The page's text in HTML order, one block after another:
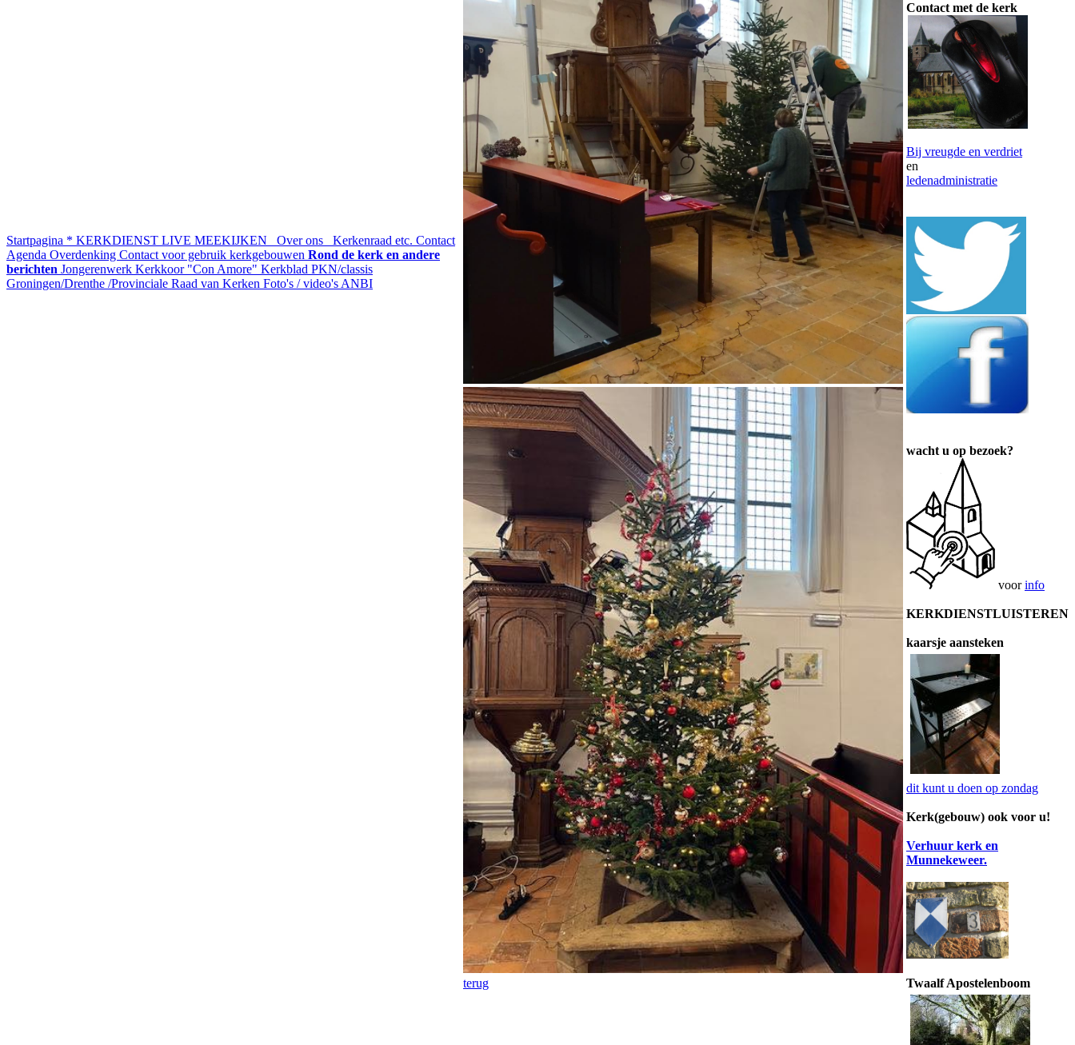
Startpagina * KERKDIENST LIVE MEEKIJKEN Over ons Kerkenraad etc. Contact
Agenda Overdenking Contact voor gebruik kerkgebouwen Rond de kerk en andere
berichten Jongerenwerk Kerkkoor "Con Amore" Kerkblad PKN/classis
Groningen/Drenthe /Provinciale Raad van Kerken Foto's / video's ANBI
terug
Contact met de kerk
Bij vreugde en verdriet
en
ledenadministratie
wacht u op bezoek?
voorinfo
KERKDIENSTLUISTEREN
kaarsje aansteken
dit kunt u doen op zondag
Kerk(gebouw) ook voor u!
Verhuur kerk en
Munnekeweer.
Twaalf Apostelenboom